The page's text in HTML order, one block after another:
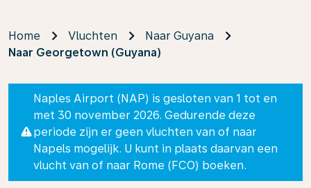
Home Vluchten
Naar Guyana
Naar Georgetown (Guyana)
Naples Airport (NAP) is gesloten van 1 tot en
met 30 november 2026. Gedurende deze
periode zijn er geen vluchten van of naar
Napels mogelijk. U kunt in plaats daarvan een
vlucht van of naar Rome (FCO) boeken.